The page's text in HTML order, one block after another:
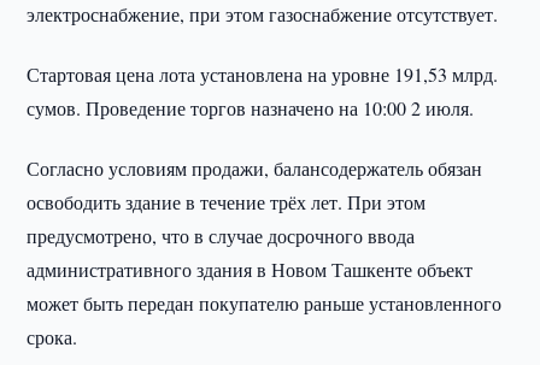
электроснабжение, при этом газоснабжение отсутствует.
Стартовая цена лота установлена на уровне 191,53 млрд.
сумов. Проведение торгов назначено на 10:00 2 июля.
Согласно условиям продажи, балансодержатель обязан
освободить здание в течение трёх лет. При этом
предусмотрено, что в случае досрочного ввода
административного здания в Новом Ташкенте объект
может быть передан покупателю раньше установленного
срока.